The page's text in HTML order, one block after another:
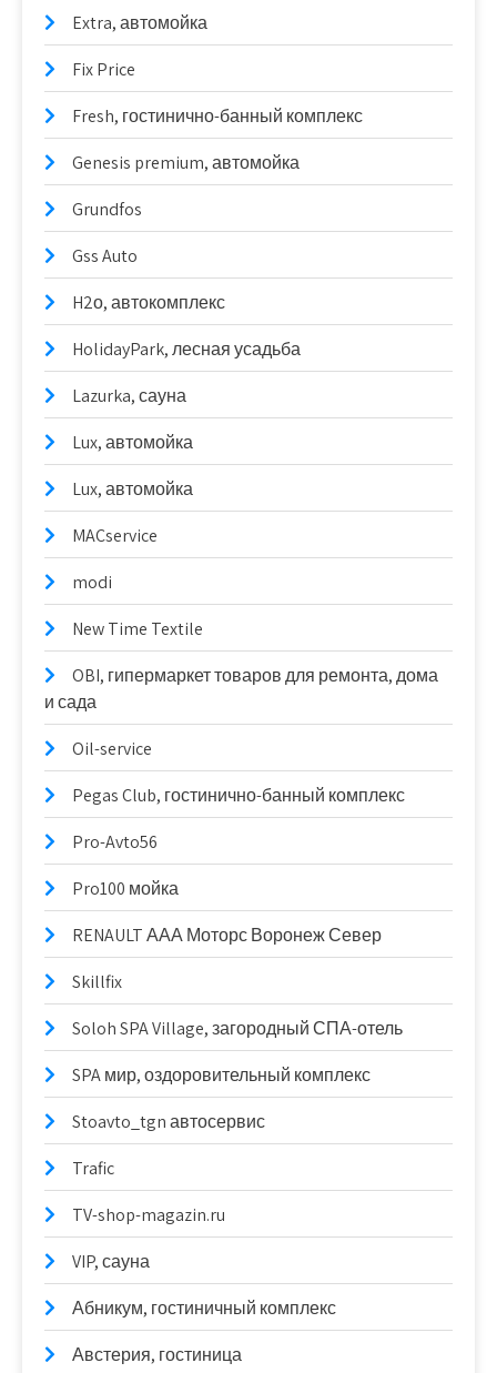
Extra, автомойка
Fix Price
Fresh, гостинично-банный комплекс
Genesis premium, автомойка
Grundfos
Gss Auto
H2о, автокомплекс
HolidayPark, лесная усадьба
Lazurka, сауна
Lux, автомойка
Lux, автомойка
MACservice
modi
New Time Textile
OBI, гипермаркет товаров для ремонта, дома
и сада
Oil-service
Pegas Club, гостинично-банный комплекс
Pro-Avto56
Pro100 мойка
RENAULT ААА Моторс Воронеж Север
Skillfix
Soloh SPA Village, загородный СПА-отель
SPA мир, оздоровительный комплекс
Stoavto_tgn автосервис
Trafic
TV-shop-magazin.ru
VIP, сауна
Абникум, гостиничный комплекс
Австерия, гостиница